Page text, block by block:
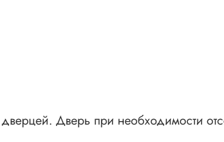
Дверь при необходимости